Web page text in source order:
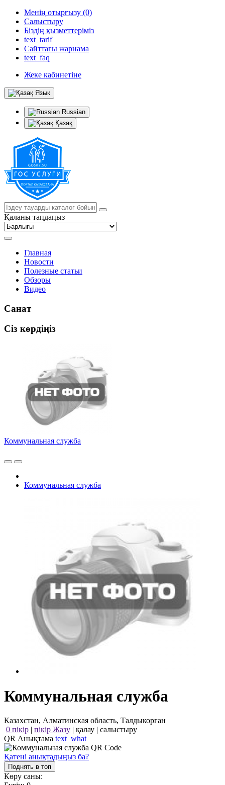
Менің отырғызу (0)
Салыстыру
Біздің қызметтеріміз
text_tarif
Сайттағы жарнама
text_faq
Жеке кабинетіне
Язык
Russian
Қазақ
Қаланы таңдаңыз
Главная
Новости
Полезные статьи
Обзоры
Видео
Санат
Сіз көрдіңіз
Коммунальная служба
Коммунальная служба
Коммунальная служба
Казахстан, Алматинская область, Талдыкорган
0 пікір | пікір Жазу | қалау | салыстыру
QR Анықтама text_what
Қатені анықтадыңыз ба?
Поднять в топ
Көру саны: